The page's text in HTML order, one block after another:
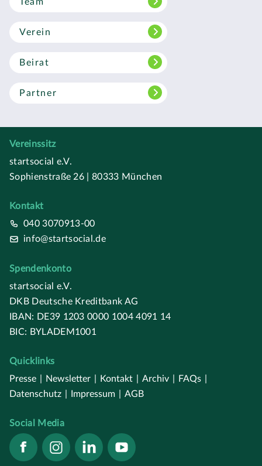
Verein
Beirat
Partner
Vereinssitz
startsocial e.V.
Sophienstraße 26 | 80333 München
Kontakt
040 3070913-00
info@startsocial.de
Spendenkonto
startsocial e.V.
DKB Deutsche Kreditbank AG
IBAN: DE39 1203 0000 1004 4091 14
BIC: BYLADEM1001
Quicklinks
Presse
Newsletter Kontakt Archiv FAQs
Datenschutz
Impressum AGB
Social Media